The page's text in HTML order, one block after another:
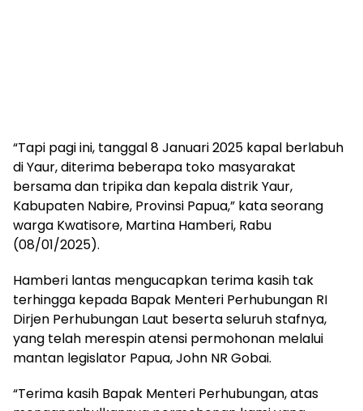
“Tapi pagi ini, tanggal 8 Januari 2025 kapal berlabuh
di Yaur, diterima beberapa toko masyarakat
bersama dan tripika dan kepala distrik Yaur,
Kabupaten Nabire, Provinsi Papua,” kata seorang
warga Kwatisore, Martina Hamberi, Rabu
(08/01/2025).
Hamberi lantas mengucapkan terima kasih tak
terhingga kepada Bapak Menteri Perhubungan RI
Dirjen Perhubungan Laut beserta seluruh stafnya,
yang telah merespin atensi permohonan melalui
mantan legislator Papua, John NR Gobai.
“Terima kasih Bapak Menteri Perhubungan, atas